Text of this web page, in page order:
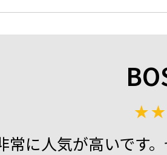
常に人気が高いです